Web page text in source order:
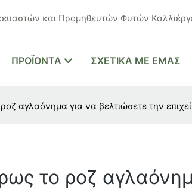
και Προμηθευτών Φυτών
ΠΡΟΪΌΝΤΑ ΣΧΕΤΙΚΆ ΜΕ ΕΜΆΣ
αγλαόνημα για να βελτιώσετε την
το ροζ